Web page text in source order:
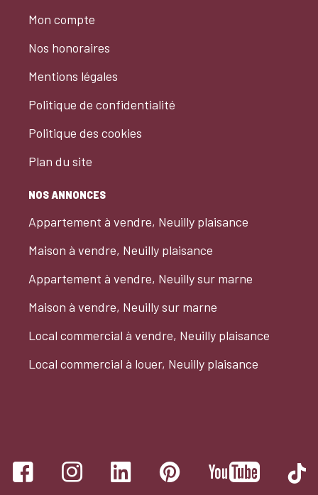
Mon compte
Nos honoraires
Mentions légales
Politique de confidentialité
Politique des cookies
Plan du site
NOS ANNONCES
Appartement à vendre, Neuilly plaisance
Maison à vendre, Neuilly plaisance
Appartement à vendre, Neuilly sur marne
Maison à vendre, Neuilly sur marne
Local commercial à vendre, Neuilly plaisance
Local commercial à louer, Neuilly plaisance